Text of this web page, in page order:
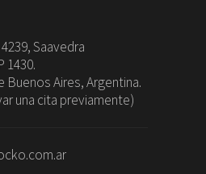
Saavedra
1430.
Buenos Aires, Argentina.
una cita previamente)